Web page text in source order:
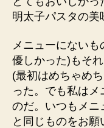
明太子パスタの美
メニューにないも
優しかった)もそ
(最初はめちゃめ
った。でも私は
のだ。いつもメニ
と同じものをお願